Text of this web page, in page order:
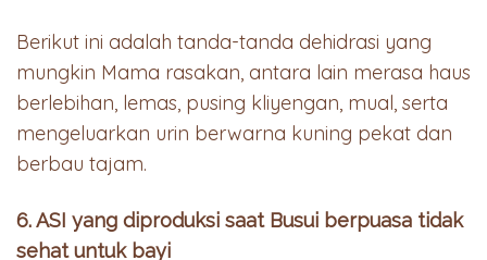
Berikut ini adalah tanda-tanda dehidrasi yang
mungkin Mama rasakan, antara lain merasa haus
berlebihan, lemas, pusing kliyengan, mual, serta
mengeluarkan urin berwarna kuning pekat dan
berbau tajam.
6. ASI yang diproduksi saat Busui berpuasa tidak
sehat untuk bayi